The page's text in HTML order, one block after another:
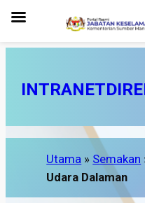
INTRANET
Utama » Semakan
Udara Dalaman